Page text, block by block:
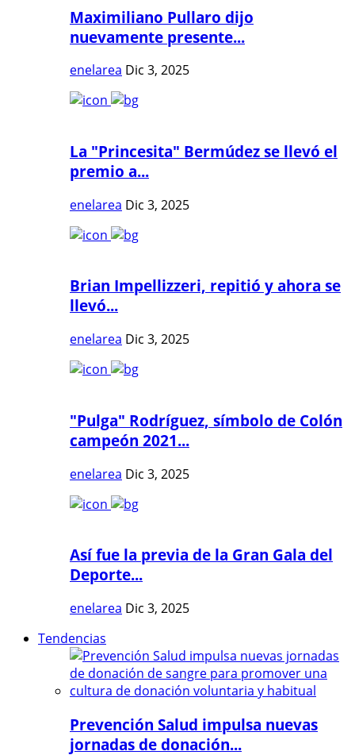
Maximiliano Pullaro dijo
nuevamente presente...
enelarea Dic 3, 2025
La "Princesita" Bermúdez se llevó el
premio a...
enelarea Dic 3, 2025
Brian Impellizzeri, repitió y ahora se
llevó...
enelarea Dic 3, 2025
"Pulga" Rodríguez, símbolo de Colón
campeón 2021...
enelarea Dic 3, 2025
Así fue la previa de la Gran Gala del
Deporte...
enelarea Dic 3, 2025
Tendencias
Prevención Salud impulsa nuevas
jornadas de donación...